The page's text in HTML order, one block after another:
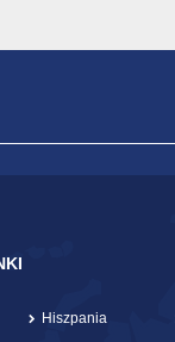
Hiszpania